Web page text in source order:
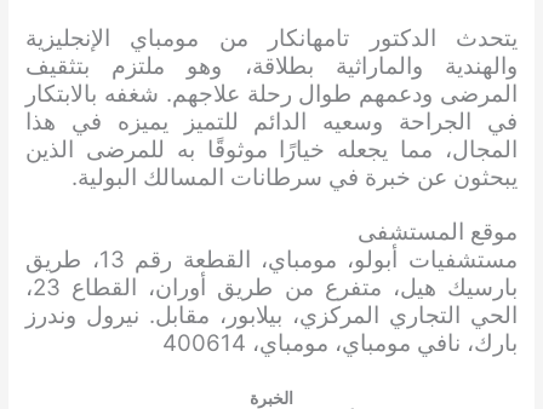
يتحدث الدكتور تامهانكار من مومباي الإنجليزية
والهندية والماراثية بطلاقة، وهو ملتزم بتثقيف
المرضى ودعمهم طوال رحلة علاجهم. شغفه بالابتكار
في الجراحة وسعيه الدائم للتميز يميزه في هذا
المجال، مما يجعله خيارًا موثوقًا به للمرضى الذين
يبحثون عن خبرة في سرطانات المسالك البولية.
موقع المستشفى
مستشفيات أبولو، مومباي، القطعة رقم 13، طريق
بارسيك هيل، متفرع من طريق أوران، القطاع 23،
الحي التجاري المركزي، بيلابور، مقابل. نيرول وندرز
بارك، نافي مومباي، مومباي، 400614
الخبرة